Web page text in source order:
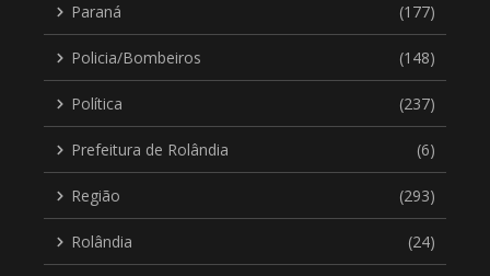
Paraná (177)
Policia/Bombeiros (148)
Política (237)
Prefeitura de Rolândia (6)
Região (293)
Rolândia (24)